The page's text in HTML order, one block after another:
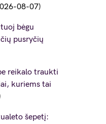
08-07
bėgu
pusryčių
reikalo traukti
kuriems tai
šepetį: